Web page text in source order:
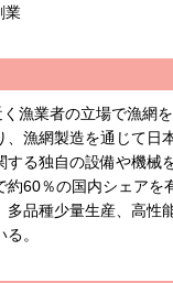
業
漁業者の立場で漁網
、漁網製造を通じて日
する独自の設備や機械
約60％の国内シェアを
多品種少量生産、高性
。